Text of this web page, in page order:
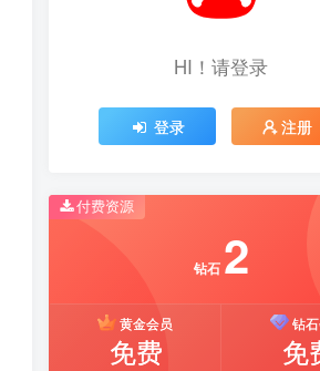
HI！请登录
登录 注册
付费资源
钻石 2
黄金会员
免费
钻
免
HI！请登录
登录 注册
推荐开通钻石会员下载更优惠！
推荐开通钻石会员下载更优惠！
2